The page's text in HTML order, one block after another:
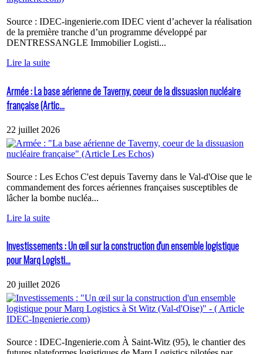
Source : IDEC-ingenierie.com IDEC vient d’achever la réalisation
de la première tranche d’un programme développé par
DENTRESSANGLE Immobilier Logisti...
Lire la suite
Armée : La base aérienne de Taverny, coeur de la dissuasion nucléaire
française (Artic...
22 juillet 2026
Source : Les Echos C'est depuis Taverny dans le Val-d'Oise que le
commandement des forces aériennes françaises susceptibles de
lâcher la bombe nucléa...
Lire la suite
Investissements : Un œil sur la construction d'un ensemble logistique
pour Marq Logisti...
20 juillet 2026
Source : IDEC-Ingenierie.com À Saint-Witz (95), le chantier des